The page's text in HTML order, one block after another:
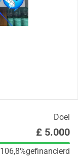
Doel
£ 5.000
106,8%gefinancierd